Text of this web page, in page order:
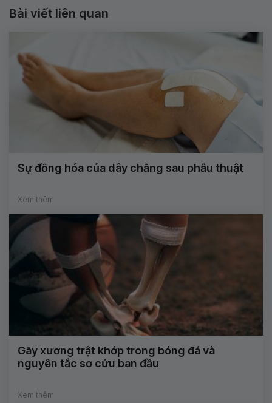
Bài viết liên quan
Sự đồng hóa của dây chằng sau phẫu thuật
Xem thêm
Gãy xương trật khớp trong bóng đá và
nguyên tắc sơ cứu ban đầu
Xem thêm